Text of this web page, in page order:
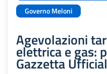
Governo Meloni
Agevolazioni
elettrica e gas:
Gazzetta